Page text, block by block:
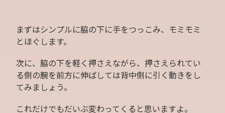
まずはシンプルに脇の下に手をつっこみ、モミモミ
とほぐします。
次に、脇の下を軽く押さえながら、押さえられてい
る側の腕を前方に伸ばしては背中側に引く動きをし
てみましょう。
これだけでもだいぶ変わってくると思いますよ。